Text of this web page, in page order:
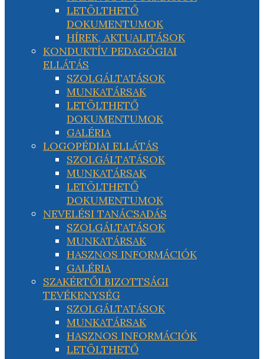
LETÖLTHETŐ
DOKUMENTUMOK
HÍREK, AKTUALITÁSOK
KONDUKTÍV PEDAGÓGIAI
ELLÁTÁS
SZOLGÁLTATÁSOK
MUNKATÁRSAK
LETÖLTHETŐ
DOKUMENTUMOK
GALÉRIA
LOGOPÉDIAI ELLÁTÁS
SZOLGÁLTATÁSOK
MUNKATÁRSAK
LETÖLTHETŐ
DOKUMENTUMOK
NEVELÉSI TANÁCSADÁS
SZOLGÁLTATÁSOK
MUNKATÁRSAK
HASZNOS INFORMÁCIÓK
GALÉRIA
SZAKÉRTŐI BIZOTTSÁGI
TEVÉKENYSÉG
SZOLGÁLTATÁSOK
MUNKATÁRSAK
HASZNOS INFORMÁCIÓK
LETÖLTHETŐ